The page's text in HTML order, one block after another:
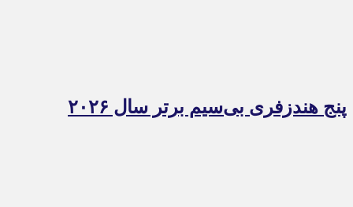
پنج هندزفری بی‌سیم برتر سال ۲۰۲۶